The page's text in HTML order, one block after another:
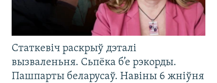
Статкевіч раскрыў дэталі
вызваленьня. Сьпёка б’е рэкорды.
Пашпарты беларусаў. Навіны 6 жніўня